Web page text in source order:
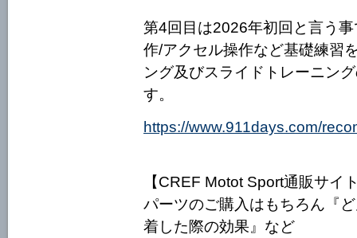
第4回目は2026年初回と言う
作/アクセル操作など基礎練習
ング及びスライドトレーニン
す。
https://www.911days.com/
【CREF Motot Sport通販サイ
パーツのご購入はもちろん『
着した際の効果』など